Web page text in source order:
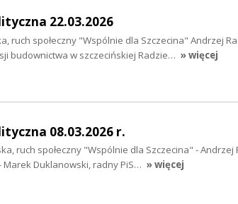
22.03.2026
ruch społeczny "Wspólnie dla Szczecina" Andrzej
budownictwa w szczecińskiej Radzie… » więcej
08.03.2026 r.
ruch społeczny "Wspólnie dla Szczecina" -
Duklanowski, radny PiS… » więcej